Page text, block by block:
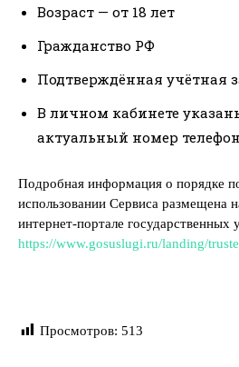
Возраст — от 18 лет
Гражданство РФ
Подтверждённая учётная
В личном кабинете
актуальный номер
Подробная информация о порядке
использовании Сервиса размещена
интернет-портале государственных
https://www.gosuslugi.ru/landing/
Просмотров: 513